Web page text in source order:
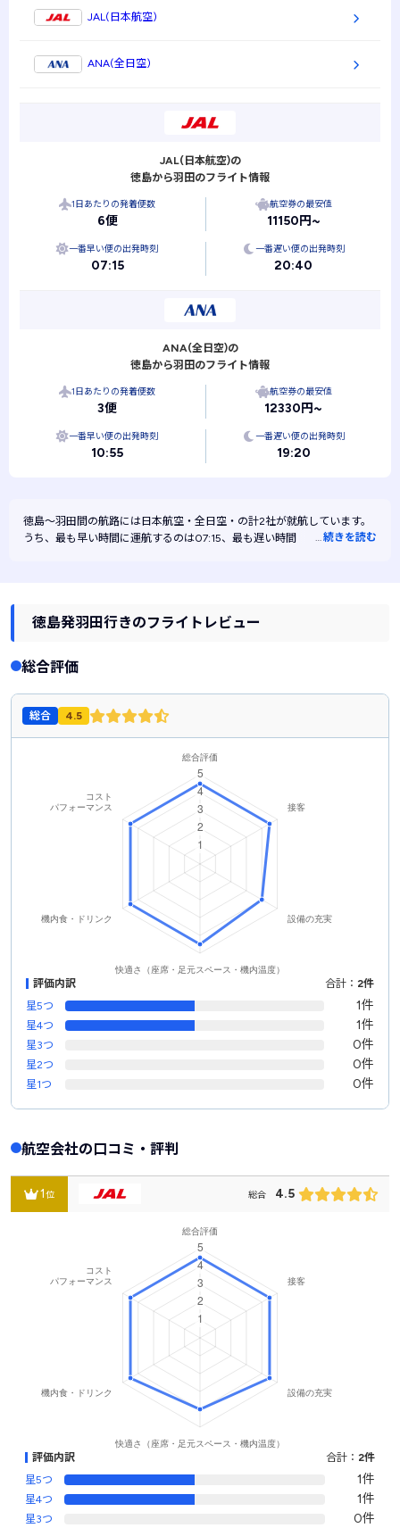
JAL(日本航空)
ANA(全日空)
JAL(日本航空)の
徳島から羽田のフライト情報
1日あたりの発着便数
6便
航空券の最安値
11150円~
一番早い便の出発時刻
07:15
一番遅い便の出発時刻
20:40
ANA(全日空)の
徳島から羽田のフライト情報
1日あたりの発着便数
3便
航空券の最安値
12330円~
一番早い便の出発時刻
10:55
一番遅い便の出発時刻
19:20
徳島～羽田間の航路には日本航空・ 全日空・ の計2社が就航しています。
うち、最も早い時間に運航するのは07:15、最も遅い時間に運航するのは
続きを読む
徳島発羽田行きのフライトレビュー
総合評価
総合 4.5
評価内訳 合計： 2件
星5つ
1件
星4つ 1件
星3つ 0件
星2つ 0件
星1つ 0件
航空会社の口コミ・評判
1位 総合 4.5
評価内訳 合計： 2件
星5つ
1件
星4つ 1件
星3つ 0件